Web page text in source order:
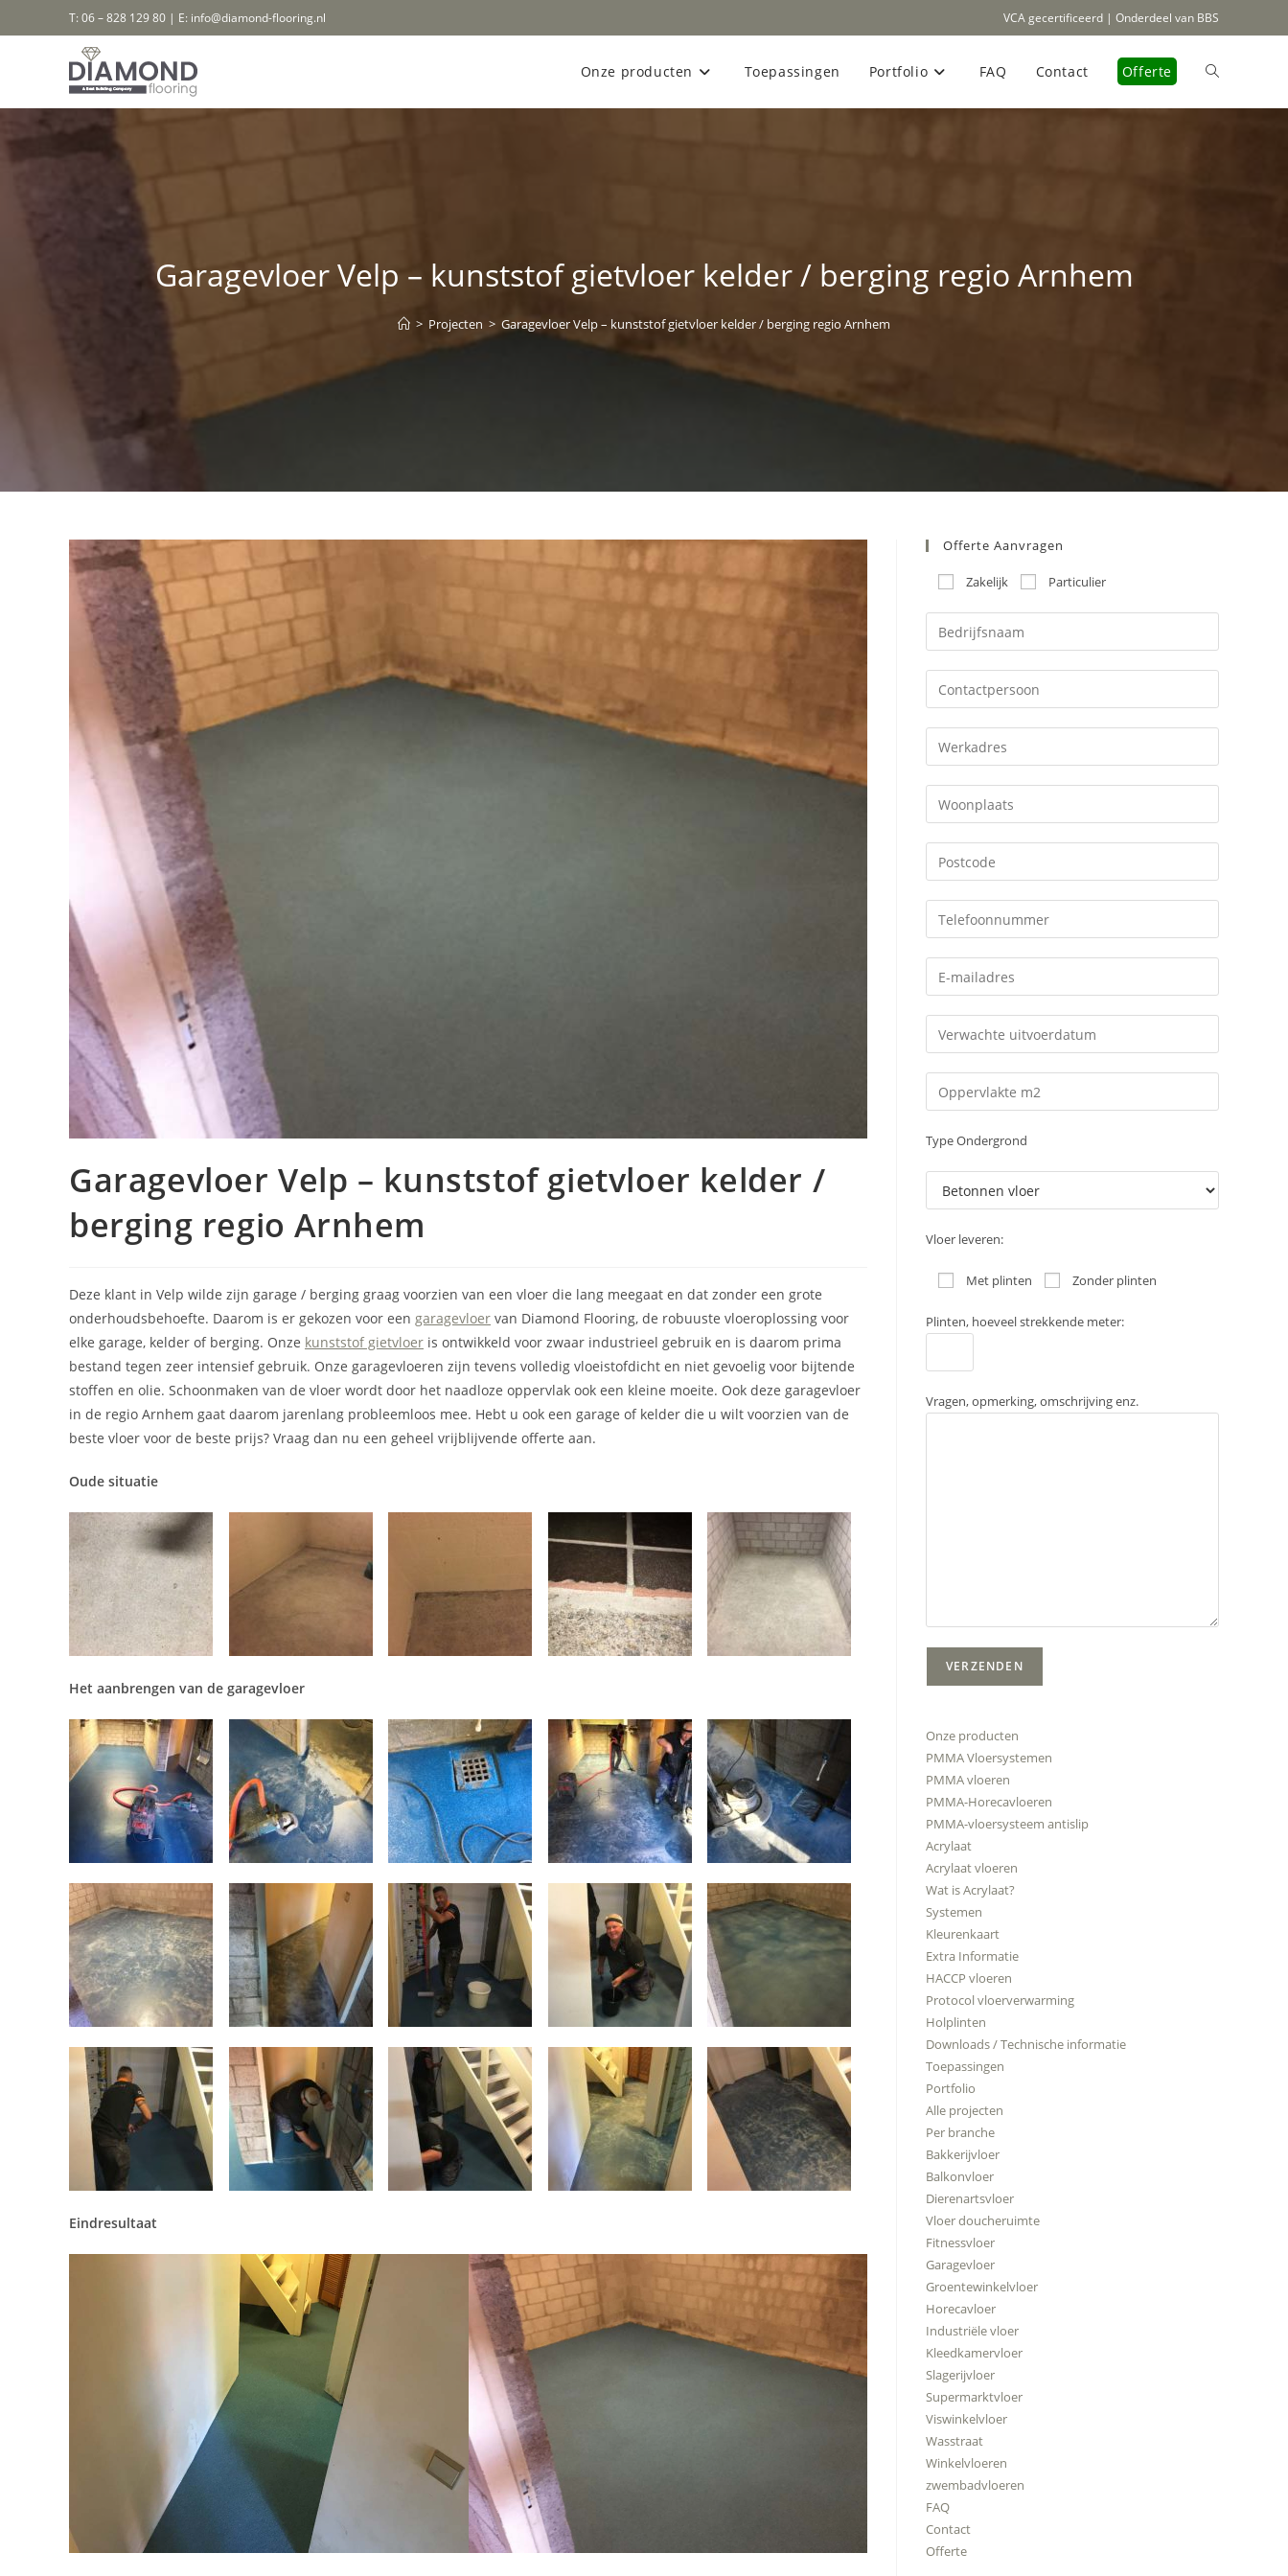
naar
T: 06 – 828 129 80 | E: info@diamond-flooring.nl VCA gecertificeerd | Onderdeel van BBS
Onze producten Toepassingen Portfolio FAQ Contact Offerte Toggle
Garagevloer Velp – kunststof gietvloer kelder / berging regio Arnhem
> Projecten > Garagevloer Velp – kunststof gietvloer kelder / berging regio Arnhem
Garagevloer Velp – kunststof gietvloer kelder /
berging regio Arnhem
Deze klant in Velp wilde zijn garage / berging graag voorzien van een vloer die lang meegaat en dat zonder een grote
onderhoudsbehoefte. Daarom is er gekozen voor een garagevloer van Diamond Flooring, de robuuste vloeroplossing voor
elke garage, kelder of berging. Onze kunststof gietvloer is ontwikkeld voor zwaar industrieel gebruik en is daarom prima
bestand tegen zeer intensief gebruik. Onze garagevloeren zijn tevens volledig vloeistofdicht en niet gevoelig voor bijtende
stoffen en olie. Schoonmaken van de vloer wordt door het naadloze oppervlak ook een kleine moeite. Ook deze garagevloer
in de regio Arnhem gaat daarom jarenlang probleemloos mee. Hebt u ook een garage of kelder die u wilt voorzien van de
beste vloer voor de beste prijs? Vraag dan nu een geheel vrijblijvende offerte aan.
Oude situatie
Het aanbrengen van de garagevloer
Eindresultaat
Offerte Aanvragen
Zakelijk Particulier
Type Ondergrond
Vloer leveren:
Met plinten Zonder plinten
Plinten, hoeveel strekkende meter:
Vragen, opmerking, omschrijving enz.
Onze producten
PMMA Vloersystemen
PMMA vloeren
PMMA-Horecavloeren
PMMA-vloersysteem antislip
Acrylaat
Acrylaat vloeren
Wat is Acrylaat?
Systemen
Kleurenkaart
Extra Informatie
HACCP vloeren
Protocol vloerverwarming
Holplinten
Downloads / Technische informatie
Toepassingen
Portfolio
Alle projecten
Per branche
Bakkerijvloer
Balkonvloer
Dierenartsvloer
Vloer doucheruimte
Fitnessvloer
Garagevloer
Groentewinkelvloer
Horecavloer
Industriële vloer
Kleedkamervloer
Slagerijvloer
Supermarktvloer
Viswinkelvloer
Wasstraat
Winkelvloeren
zwembadvloeren
FAQ
Contact
Offerte